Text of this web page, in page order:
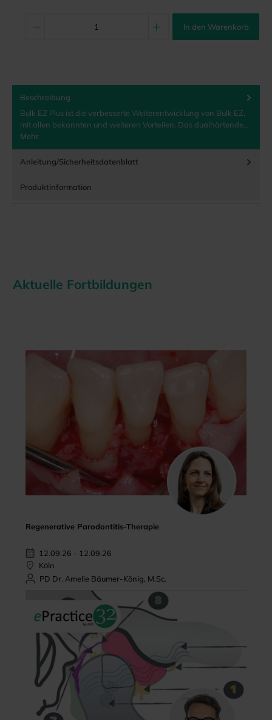
In den Warenkorb
Beschreibung
Bulk EZ Plus ist die verbesserte Weiterentwicklung von Bulk EZ,
mit allen bekannten und weiteren Vorteilen. Das dualhärtende…
Mehr
Anleitung/Sicherheitsdatenblatt
Produktinformation
Aktuelle Fortbildungen
Regenerative Parodontitis-Therapie
12.09.26 - 12.09.26
Köln
PD Dr. Amelie Bäumer-König, M.Sc.